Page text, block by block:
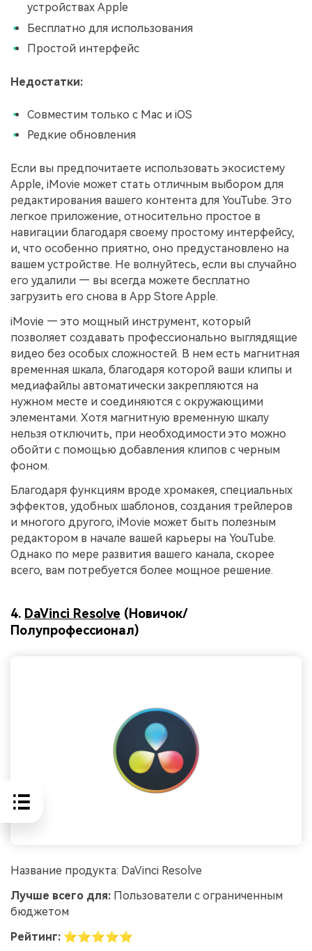
устройствах Apple
Бесплатно для использования
Простой интерфейс
Недостатки:
Совместим только с Mac и iOS
Редкие обновления
Если вы предпочитаете использовать экосистему
Apple, iMovie может стать отличным выбором для
редактирования вашего контента для YouTube. Это
легкое приложение, относительно простое в
навигации благодаря своему простому интерфейсу,
и, что особенно приятно, оно предустановлено на
вашем устройстве. Не волнуйтесь, если вы случайно
его удалили — вы всегда можете бесплатно
загрузить его снова в App Store Apple.
iMovie — это мощный инструмент, который
позволяет создавать профессионально выглядящие
видео без особых сложностей. В нем есть магнитная
временная шкала, благодаря которой ваши клипы и
медиафайлы автоматически закрепляются на
нужном месте и соединяются с окружающими
элементами. Хотя магнитную временную шкалу
нельзя отключить, при необходимости это можно
обойти с помощью добавления клипов с черным
фоном.
Благодаря функциям вроде хромакея, специальных
эффектов, удобных шаблонов, создания трейлеров
и многого другого, iMovie может быть полезным
редактором в начале вашей карьеры на YouTube.
Однако по мере развития вашего канала, скорее
всего, вам потребуется более мощное решение.
4. DaVinci Resolve (Новичок/
Полупрофессионал)
Название продукта: DaVinci Resolve
Лучше всего для: Пользователи с ограниченным
бюджетом
Рейтинг: ⭐⭐⭐⭐⭐